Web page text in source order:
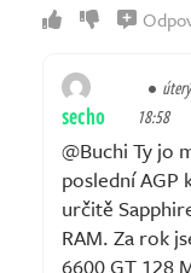
secho
18:58
@Buchi Ty jo
poslední AGP
určitě
RAM. Za rok
6600 GT 128